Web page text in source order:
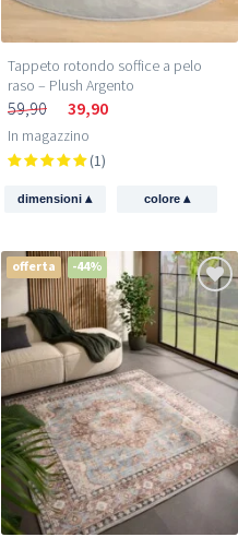
Tappeto rotondo soffice a pelo
raso – Plush Argento
59,90 39,90
In magazzino
(1)
dimensioni▴ colore ▴
offerta -44%